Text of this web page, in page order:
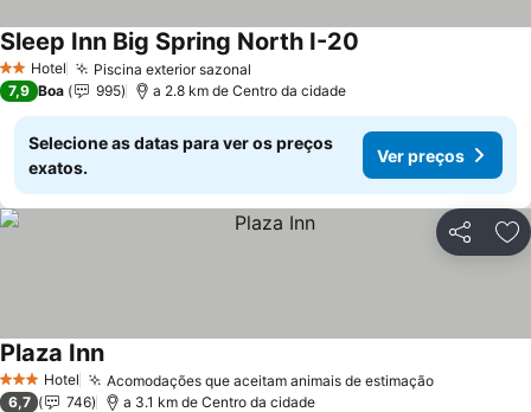
2 Estrelas
Hotel Piscina exterior sazonal
Sleep Inn Big Spring North I-20
7,9 Boa 995 a 2.8 km de Centro da cidade
Selecione as datas para ver os preços
exatos.
Ver preços
Partilhar
3 EstrelasHotel Acomodações que aceitam animais de estimaçãoVer preços
Plaza InnVer preços
6,7 746 a 3.1 km de Centro da cidade